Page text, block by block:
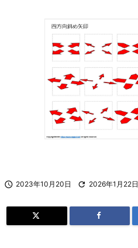
 2023年10月20日  2026年1月22日